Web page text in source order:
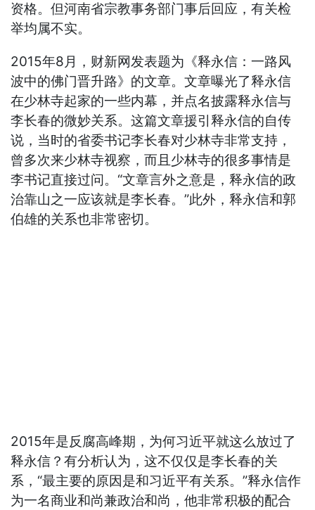
资格。但河南省宗教事务部门事后回应，有关检
举均属不实。
2015年8月，财新网发表题为《释永信：一路风
波中的佛门晋升路》的文章。文章曝光了释永信
在少林寺起家的一些内幕，并点名披露释永信与
李长春的微妙关系。这篇文章援引释永信的自传
说，当时的省委书记李长春对少林寺非常支持，
曾多次来少林寺视察，而且少林寺的很多事情是
李书记直接过问。“文章言外之意是，释永信的政
治靠山之一应该就是李长春。”此外，释永信和郭
伯雄的关系也非常密切。
2015年是反腐高峰期，为何习近平就这么放过了
释永信？有分析认为，这不仅仅是李长春的关
系，“最主要的原因是和习近平有关系。”释永信作
为一名商业和尚兼政治和尚，他非常积极的配合